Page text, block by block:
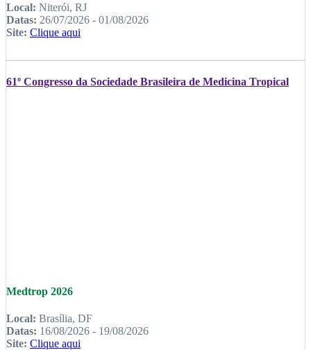
Local: Niterói, RJ
Datas: 26/07/2026 - 01/08/2026
Site: Clique aqui
61º Congresso da Sociedade Brasileira de Medicina Tropical
Medtrop 2026
Local: Brasília, DF
Datas: 16/08/2026 - 19/08/2026
Site: Clique aqui